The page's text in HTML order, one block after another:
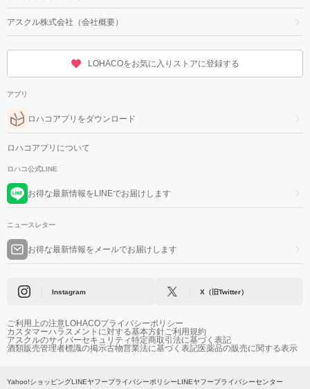
アスクル株式会社（会社概要）
LOHACOをお気に入りストアに登録する
アプリ
ロハコアプリをダウンロード
ロハコアプリについて
ロハコ公式LINE
お得な最新情報をLINEでお届けします
ニュースレター
お得な最新情報をメールでお届けします
Instagram X（旧Twitter）
ご利用上の注意LOHACOプライバシーポリシー
カスタマーハラスメントに対する基本方針ご利用規約
アスクルのサイバーセキュリティ特定商取引法に基づく表記
酒類販売管理者標識の掲示古物営業法に基づく表記医薬品の販売に関する表示
Yahoo!ショッピングLINEヤフープライバシーポリシーLINEヤフープライバシーセンター